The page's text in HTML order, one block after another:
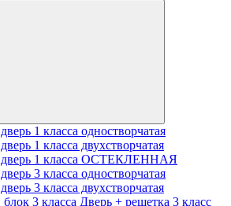
1 класса одностворчатая
1 класса двухстворчатая
дверь 1 класса ОСТЕКЛЕННАЯ
3 класса одностворчатая
3 класса двухстворчатая
3 класса Дверь + решетка 3 класс